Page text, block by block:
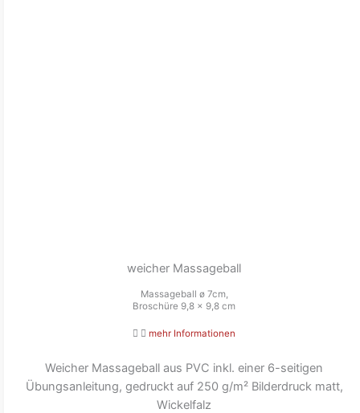
weicher Massageball
Massageball ø 7cm,
Broschüre 9,8 x 9,8 cm
mehr Informationen
Weicher Massageball aus PVC inkl. einer 6-seitigen
Übungsanleitung, gedruckt auf 250 g/m² Bilderdruck matt,
Wickelfalz